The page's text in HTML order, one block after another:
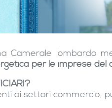
Camerale lombardo
per le imprese del
ai settori commercio,